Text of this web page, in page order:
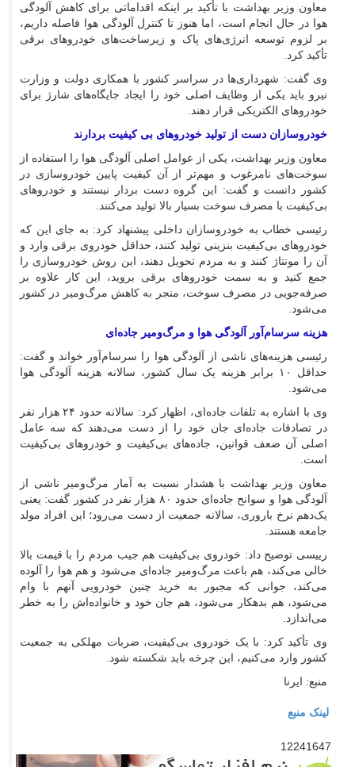
معاون وزیر بهداشت با تأکید بر اینکه اقداماتی برای کاهش آلودگی
هوا در حال انجام است، اما هنوز تا کنترل آلودگی هوا فاصله داریم،
بر لزوم توسعه انرژی‌های پاک و زیرساخت‌های خودرو‌های برقی
تأکید کرد.
وی گفت: شهرداری‌ها در سراسر کشور با همکاری دولت و وزارت
نیرو باید یکی از وظایف اصلی خود را ایجاد جایگاه‌های شارژ برای
خودرو‌های الکتریکی قرار دهند.
خودروسازان دست از تولید خودرو‌های بی کیفیت بردارند
معاون وزیر بهداشت، یکی از عوامل اصلی آلودگی هوا را استفاده از
سوخت‌های نامرغوب و مهم‌تر از آن کیفیت پایین خودروسازی در
کشور دانست و گفت: این گروه دست بردار نیستند و خودرو‌های
بی‌کیفیت با مصرف سوخت بسیار بالا تولید می‌کنند.
رئیسی خطاب به خودروسازان داخلی پیشنهاد کرد: به جای این که
خودرو‌های بی‌کیفیت بنزینی تولید کنند، حداقل خودروی برقی وارد و
آن را مونتاژ کنند و به مردم تحویل دهند، این روش خودروسازی را
جمع کنید و به سمت خودرو‌های برقی بروید، این کار علاوه بر
صرفه‌جویی در مصرف سوخت، منجر به کاهش مرگ‌ومیر در کشور
می‌شود.
هزینه سرسام‌آور آلودگی هوا و مرگ‌ومیر جاده‌ای
رئیسی هزینه‌های ناشی از آلودگی هوا را سرسام‌آور خواند و گفت:
حداقل ۱۰ برابر هزینه یک سال کشور، سالانه هزینه آلودگی هوا
می‌شود.
وی با اشاره به تلفات جاده‌ای، اظهار کرد: سالانه حدود ۲۴ هزار نفر
در تصادفات جاده‌ای جان خود را از دست می‌دهند که سه عامل
اصلی آن ضعف قوانین، جاده‌های بی‌کیفیت و خودرو‌های بی‌کیفیت
است.
معاون وزیر بهداشت با هشدار نسبت به آمار مرگ‌ومیر ناشی از
آلودگی هوا و سوانح جاده‌ای حدود ۸۰ هزار نفر در کشور گفت: یعنی
یک‌دهم نرخ باروری، سالانه جمعیت از دست می‌رود؛ این افراد مولد
جامعه هستند.
رییسی توضیح داد: خودروی بی‌کیفیت هم جیب مردم را با قیمت بالا
خالی می‌کند، هم باعث مرگ‌ومیر جاده‌ای می‌شود و هم هوا را آلوده
می‌کند، جوانی که مجبور به خرید چنین خودرویی آنهم با وام
می‌شود، هم بدهکار می‌شود، هم جان خود و خانواده‌اش را به خطر
می‌اندازد.
وی تأکید کرد: با یک خودروی بی‌کیفیت، ضربات مهلکی به جمعیت
کشور وارد می‌کنیم، این چرخه باید شکسته شود.
منبع: ایرنا
لینک منبع
12241647